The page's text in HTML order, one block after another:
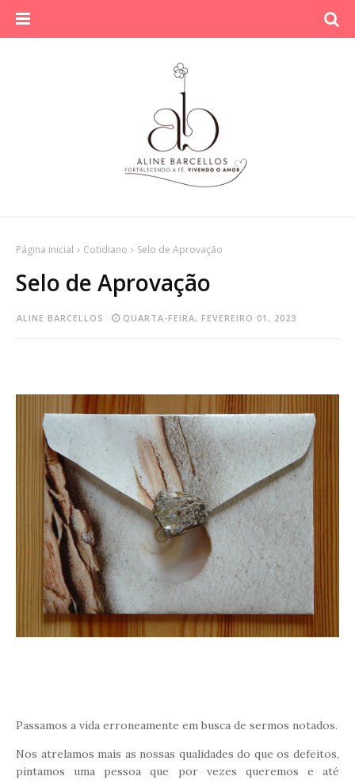
Página inicial Cotidiano Selo de Aprovação
Selo de Aprovação
ALINE BARCELLOS QUARTA-FEIRA, FEVEREIRO 01, 2023
Passamos a vida erroneamente em busca de sermos notados.
Nos atrelamos mais as nossas qualidades do que os defeitos,
pintamos uma pessoa que por vezes queremos e até